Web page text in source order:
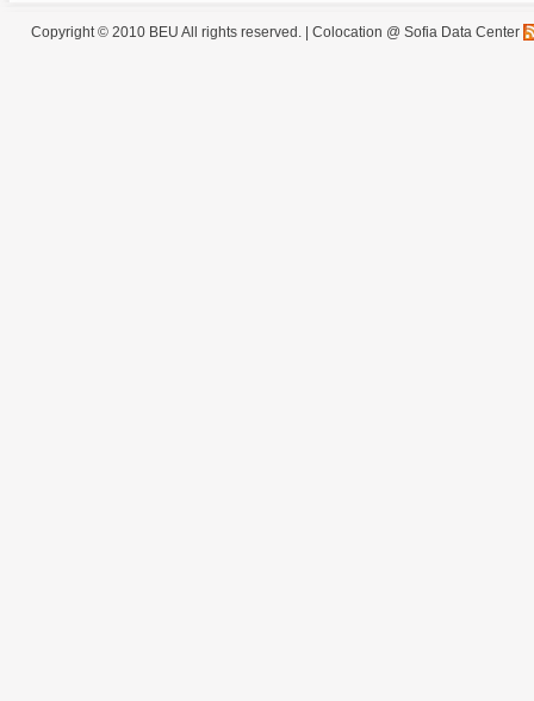
Copyright © 2010 BEU All rights reserved. | Colocation @ Sofia Data Center